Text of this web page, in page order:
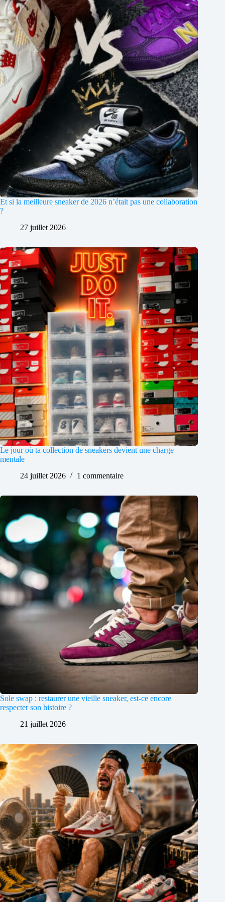
Et si la meilleure sneaker de 2026 n’était pas une collaboration
?
27 juillet 2026
Le jour où ta collection de sneakers devient une charge
mentale
24 juillet 2026
1 commentaire
Sole swap : restaurer une vieille sneaker, est-ce encore
respecter son histoire ?
21 juillet 2026